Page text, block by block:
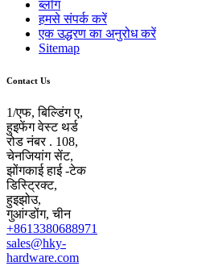
ब्लॉग
हमसे संपर्क करें
एक उद्धरण का अनुरोध करें
Sitemap
Contact Us
1/एफ, बिल्डिंग ए,
हुइफेंग वेस्ट थर्ड
रोड नंबर . 108,
चेनजियांग सेंट,
झोंगकाई हाई -टेक
डिस्ट्रिक्ट,
हुइझोउ,
गुआंग्डोंग, चीन
+8613380688971
sales@hky-
hardware.com